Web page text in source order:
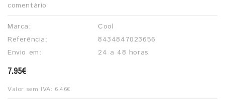
comentário
Marca:
Cool
Referência:
8434847023656
Envio em:
24 a 48 horas
7.95€
Valor sem IVA: 6.46€